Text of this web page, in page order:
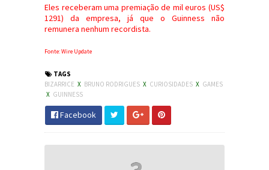
Eles receberam uma premiação de mil euros (US$
1291) da empresa, já que o Guinness não
remunera nenhum recordista.
Fonte: Wire Update
TAGS
BIZARRICE X BRUNO RODRIGUES X CURIOSIDADES X GAMES
X GUINNESS
Facebook